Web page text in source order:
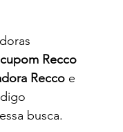
cupom Recco
Recco e
busca.